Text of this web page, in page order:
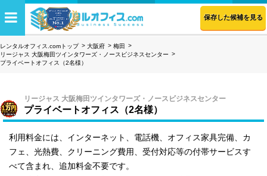
保存した候補を見る
レンタルオフィス.comトップ 大阪府
梅田
リージャス 大阪梅田ツインタワーズ・ノースビジネスセンター
プライベートオフィス（2名様）
リージャス 大阪梅田ツインタワーズ・ノースビジネスセンター
プライベートオフィス（2名様）
利用料金には、インターネット、電話機、オフィス家具完備、カ
フェ、光熱費、クリーニング費用、受付対応等の付帯サービスす
べて含まれ、追加料金不要です。